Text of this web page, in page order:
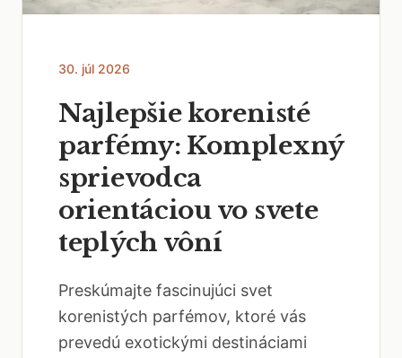
30. júl 2026
Najlepšie korenisté
parfémy: Komplexný
sprievodca
orientáciou vo svete
teplých vôní
Preskúmajte fascinujúci svet
korenistých parfémov, ktoré vás
prevedú exotickými destináciami